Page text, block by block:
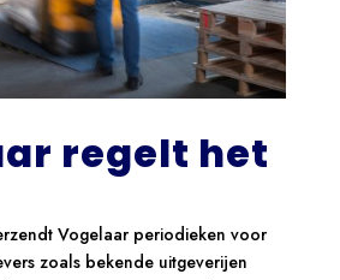
regelt het
Vogelaar periodieken voor
zoals bekende uitgeverijen